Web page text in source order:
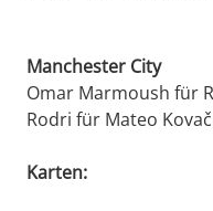
Manchester City
Omar Marmoush für
Rodri für Mateo
Karten: